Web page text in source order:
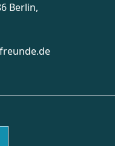
Berlin,